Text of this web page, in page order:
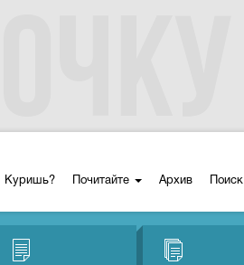
Куришь? Почитайте Архив Поиск